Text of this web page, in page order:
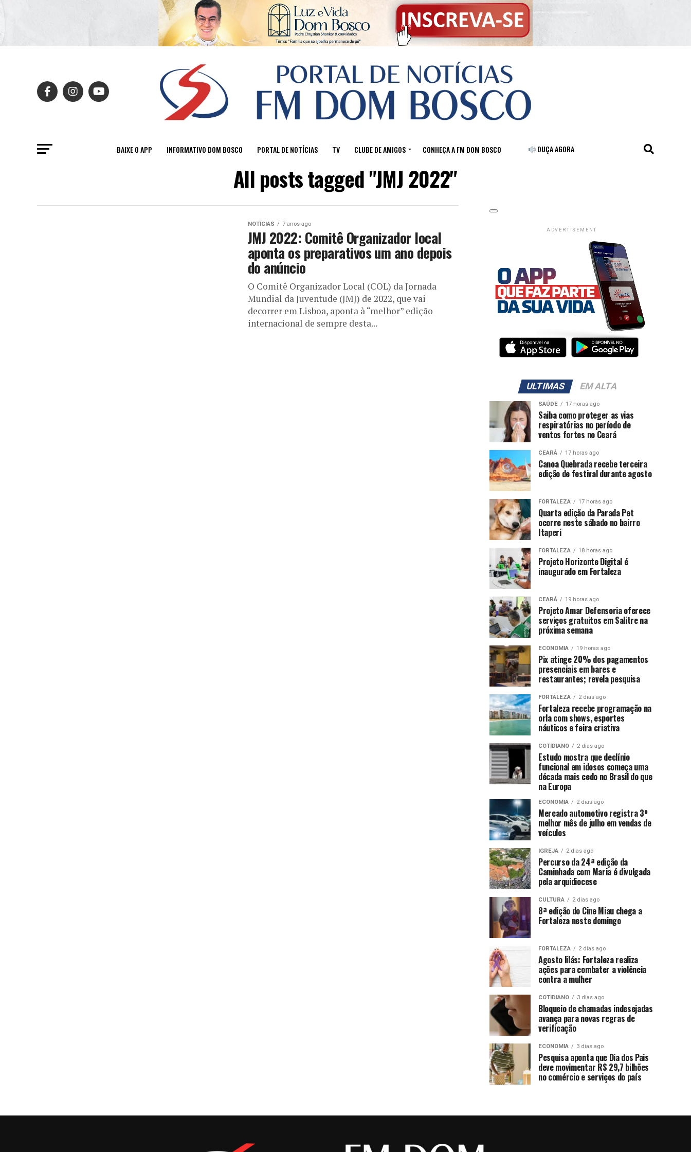
BAIXE O APP INFORMATIVO DOM BOSCO PORTAL DE NOTÍCIAS TV CLUBE DE AMIGOS CONHEÇA A FM DOM BOSCO OUÇA AGORA
All posts tagged "JMJ 2022"
NOTÍCIAS 7 anos ago
JMJ 2022: Comitê Organizador local
aponta os preparativos um ano depois
do anúncio
O Comitê Organizador Local (COL) da Jornada
Mundial da Juventude (JMJ) de 2022, que vai
decorrer em Lisboa, aponta à “melhor” edição
internacional de sempre desta...
ADVERTISEMENT
ULTIMAS EM ALTA
SAÚDE 17 horas ago
Saiba como proteger as vias
respiratórias no período de
ventos fortes no Ceará
CEARÁ 17 horas ago
Canoa Quebrada recebe terceira
edição de festival durante agosto
FORTALEZA 17 horas ago
Quarta edição da Parada Pet
ocorre neste sábado no bairro
Itaperi
FORTALEZA 18 horas ago
Projeto Horizonte Digital é
inaugurado em Fortaleza
CEARÁ 19 horas ago
Projeto Amar Defensoria oferece
serviços gratuitos em Salitre na
próxima semana
ECONOMIA 19 horas ago
Pix atinge 20% dos pagamentos
presenciais em bares e
restaurantes; revela pesquisa
FORTALEZA 2 dias ago
Fortaleza recebe programação na
orla com shows, esportes
náuticos e feira criativa
COTIDIANO 2 dias ago
Estudo mostra que declínio
funcional em idosos começa uma
década mais cedo no Brasil do que
na Europa
ECONOMIA 2 dias ago
Mercado automotivo registra 3º
melhor mês de julho em vendas de
veículos
IGREJA 2 dias ago
Percurso da 24ª edição da
Caminhada com Maria é divulgada
pela arquidiocese
CULTURA 2 dias ago
8ª edição do Cine Miau chega a
Fortaleza neste domingo
FORTALEZA 2 dias ago
Agosto lilás: Fortaleza realiza
ações para combater a violência
contra a mulher
COTIDIANO 3 dias ago
Bloqueio de chamadas indesejadas
avança para novas regras de
verificação
ECONOMIA 3 dias ago
Pesquisa aponta que Dia dos Pais
deve movimentar R$ 29,7 bilhões
no comércio e serviços do país